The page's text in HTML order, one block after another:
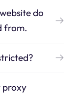
do
from.
proxy